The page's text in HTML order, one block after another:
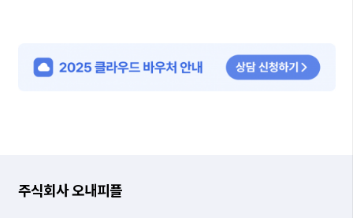
주식회사 오내피플